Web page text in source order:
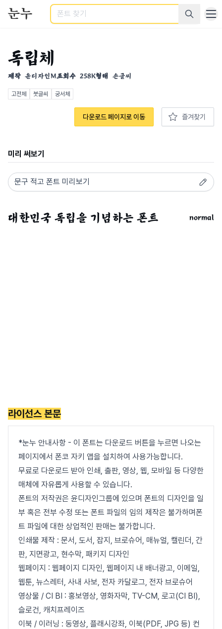
검색
독립체
제작 윤디자인M조회수 258K형태 손글씨
고전체 붓글씨 궁서체
다운로드 페이지로 이동 즐겨찾기
미리 써보기
normal
라이선스 본문
*눈누 안내사항 - 이 폰트는 다운로드 버튼을 누르면 나오는
페이지에서 폰코 자키 앱을 설치하여 사용가능합니다.
무료로 다운로드 받아 인쇄, 출판, 영상, 웹, 모바일 등 다양한
매체에 자유롭게 사용할 수 있습니다.
폰트의 저작권은 윤디자인그룹에 있으며 폰트의 디자인을 일
부 혹은 전부 수정 또는 폰트 파일의 임의 제작은 불가하며폰
트 파일에 대한 상업적인 판매는 불가합니다.
인쇄물 제작 : 문서, 도서, 잡지, 브로슈어, 매뉴얼, 캘린더, 간
판, 지면광고, 현수막, 패키지 디자인
웹페이지 : 웹페이지 디자인, 웹페이지 내 배너광고, 이메일,
웹툰, 뉴스레터, 사내 사보, 전자 카달로그, 전자 브로슈어
영상물 / CI BI : 홍보영상, 영화자막, TV-CM, 로고(CI BI),
슬로건, 캐치프레이즈
이북 / 이러닝 : 동영상, 플래시강좌, 이북(PDF, JPG 등) 컨